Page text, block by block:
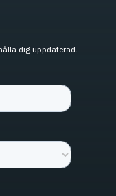
dig uppdaterad.